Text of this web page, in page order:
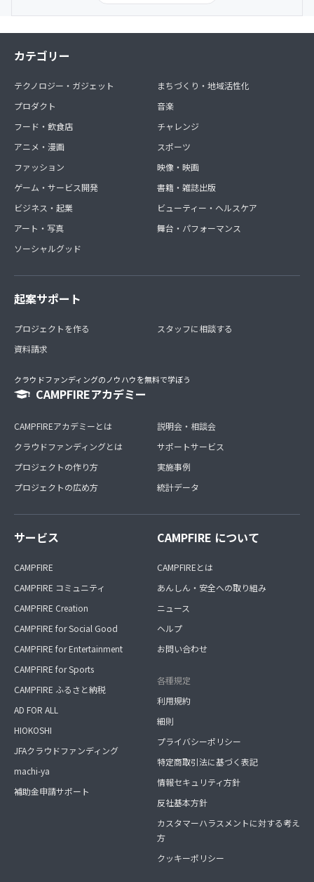
カテゴリー
テクノロジー・ガジェット
プロダクト
フード・飲食店
アニメ・漫画
ファッション
ゲーム・サービス開発
ビジネス・起業
アート・写真
ソーシャルグッド
まちづくり・地域活性化
音楽
チャレンジ
スポーツ
映像・映画
書籍・雑誌出版
ビューティー・ヘルスケア
舞台・パフォーマンス
起案サポート
プロジェクトを作る
資料請求
スタッフに相談する
クラウドファンディングのノウハウを無料で学ぼう
CAMPFIREアカデミー
CAMPFIREアカデミーとは
クラウドファンディングとは
プロジェクトの作り方
プロジェクトの広め方
説明会・相談会
サポートサービス
実施事例
統計データ
サービス
CAMPFIRE
CAMPFIRE コミュニティ
CAMPFIRE Creation
CAMPFIRE for Social Good
CAMPFIRE for Entertainment
CAMPFIRE for Sports
CAMPFIRE ふるさと納税
AD FOR ALL
HIOKOSHI
JFAクラウドファンディング
machi-ya
補助金申請サポート
CAMPFIRE について
CAMPFIREとは
あんしん・安全への取り組み
ニュース
ヘルプ
お問い合わせ
各種規定
利用規約
細則
プライバシーポリシー
特定商取引法に基づく表記
情報セキュリティ方針
反社基本方針
カスタマーハラスメントに対する考え
方
クッキーポリシー